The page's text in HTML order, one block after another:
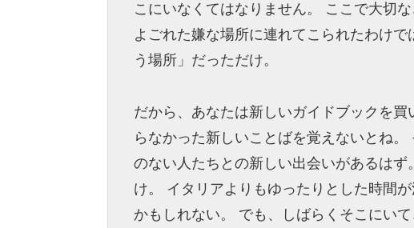
こにいなくてはなりません。 ここで大切
よごれた嫌な場所に連れてこられたわけ
う場所」だっただけ。
だから、あなたは新しいガイドブックを
らなかった新しいことばを覚えないとね
のない人たちとの新しい出会いがあるは
け。 イタリアよりもゆったりとした時間
かもしれない。 でも、しばらくそこにい